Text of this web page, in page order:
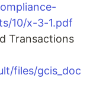
10/x-3-1.pdf
Transactions
files/gcis_doc